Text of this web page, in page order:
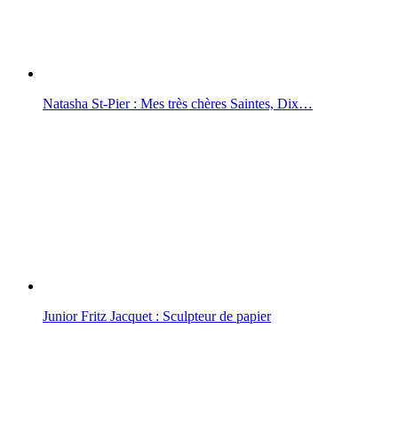
Natasha St-Pier : Mes très chères Saintes, Dix…
Junior Fritz Jacquet : Sculpteur de papier